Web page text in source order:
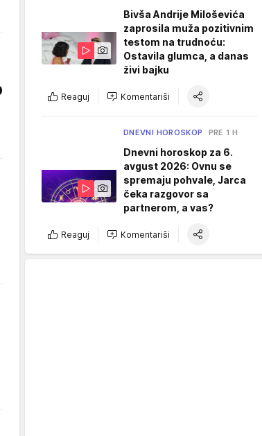
Bivša Andrije Miloševića
zaprosila muža pozitivnim
testom na trudnoću:
Ostavila glumca, a danas
živi bajku
Reaguj Komentariši
DNEVNI HOROSKOP PRE 1 H
Dnevni horoskop za 6.
avgust 2026: Ovnu se
spremaju pohvale, Jarca
čeka razgovor sa
partnerom, a vas?
Reaguj Komentariši